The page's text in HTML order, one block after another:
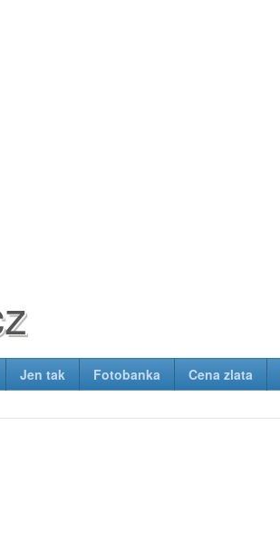
Jen tak Fotobanka Cena zlata